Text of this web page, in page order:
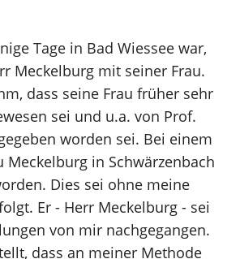
Tage in Bad Wiessee war,
Meckelburg mit seiner Frau.
dass seine Frau früher sehr
sei und u.a. von Prof.
worden sei. Bei einem
Meckelburg in Schwärzenbach
Dies sei ohne meine
Er - Herr Meckelburg - sei
von mir nachgegangen.
dass an meiner Methode